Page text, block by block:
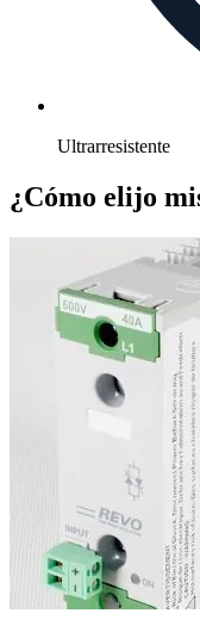
Ultrarresistente
¿Cómo elijo